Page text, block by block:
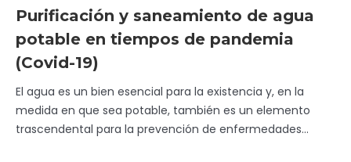
Purificación y saneamiento de agua
potable en tiempos de pandemia
(Covid-19)
El agua es un bien esencial para la existencia y, en la
medida en que sea potable, también es un elemento
trascendental para la prevención de enfermedades...